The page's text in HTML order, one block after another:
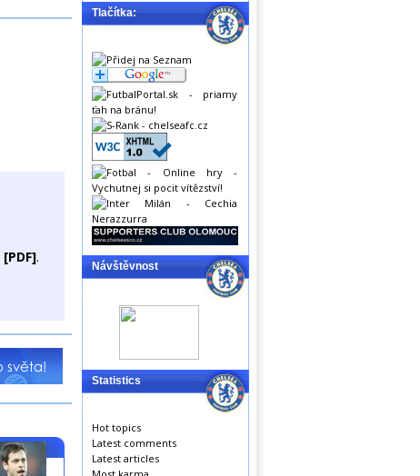
[PDF].
Tlačítka:
Návštěvnost
Statistics
Hot topics
Latest comments
Latest articles